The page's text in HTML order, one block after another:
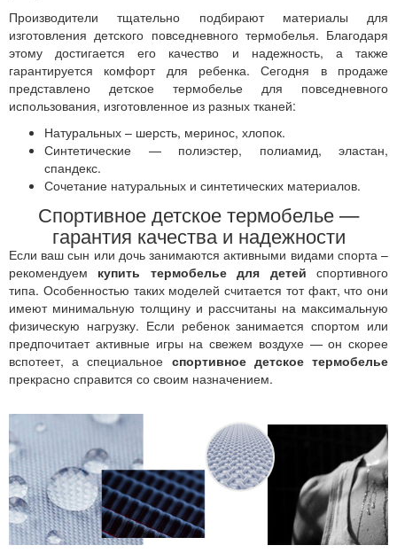
Производители тщательно подбирают материалы для
изготовления детского повседневного термобелья. Благодаря
этому достигается его качество и надежность, а также
гарантируется комфорт для ребенка. Сегодня в продаже
представлено детское термобелье для повседневного
использования, изготовленное из разных тканей:
Натуральных – шерсть, меринос, хлопок.
Синтетические — полиэстер, полиамид, эластан,
спандекс.
Сочетание натуральных и синтетических материалов.
Спортивное детское термобелье —
гарантия качества и надежности
Если ваш сын или дочь занимаются активными видами спорта –
рекомендуем купить термобелье для детейспортивного
типа. Особенностью таких моделей считается тот факт, что они
имеют минимальную толщину и рассчитаны на максимальную
физическую нагрузку. Если ребенок занимается спортом или
предпочитает активные игры на свежем воздухе — он скорее
вспотеет, а специальное спортивное детское термобелье
прекрасно справится со своим назначением.